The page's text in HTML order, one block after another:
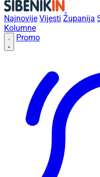
Najnovije Vijesti Županija
Kolumne
Promo